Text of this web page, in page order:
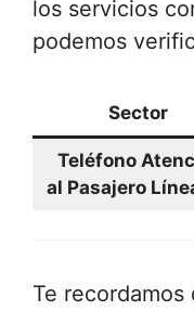
los servicios
podemos
Sector
Teléfono
al Pasajero
Te